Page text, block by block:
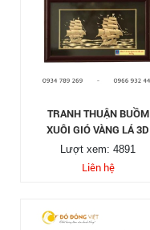
TRANH THUẬN BUỒM
XUÔI GIÓ VÀNG LÁ 3D
Lượt xem: 4891
Liên hệ